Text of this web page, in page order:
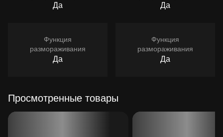
Да
Функция
размораживания
Да
Да
Функция
размораживания
Да
Просмотренные товары